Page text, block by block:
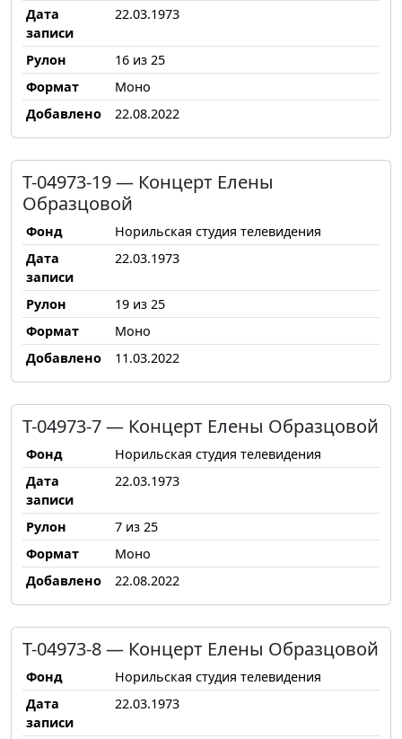
Дата
записи
22.03.1973
Рулон
16 из 25
Формат
Моно
Добавлено
22.08.2022
Т-04973-19 — Концерт Елены
Образцовой
Фонд
Норильская студия телевидения
Дата
записи
22.03.1973
Рулон
19 из 25
Формат
Моно
Добавлено
11.03.2022
Т-04973-7 — Концерт Елены Образцовой
Фонд
Норильская студия телевидения
Дата
записи
22.03.1973
Рулон
7 из 25
Формат
Моно
Добавлено
22.08.2022
Т-04973-8 — Концерт Елены Образцовой
Фонд
Норильская студия телевидения
Дата
записи
22.03.1973